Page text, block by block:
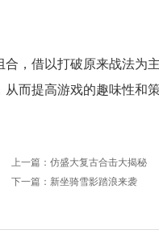
，借以打破原来战法为
而提高游戏的趣味性和
上一篇： 仿盛大复古合击大揭秘
下一篇： 新坐骑雪影踏浪来袭